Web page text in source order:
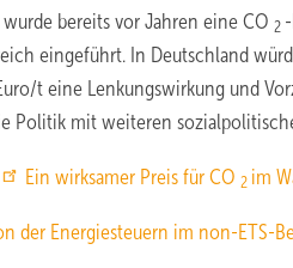
bereits vor Jahren eine CO 2
eingeführt. In Deutschland
t eine Lenkungswirkung und
Politik mit weiteren
Ein wirksamer Preis für CO 2 im
der Energiesteuern im non-ETS-